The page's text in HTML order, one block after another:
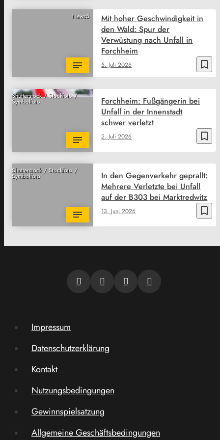
News5
bookmark_border
5. Juli 2026
Mit hoher Geschwindigkeit in
den Wald: Spur der
Verwüstung nach Unfall in
Forchheim
Shutterstock / Stockfoto /
Symbolfoto
bookmark_border
2. Juli 2026
Forchheim: Fußgängerin bei
Unfall in der Innenstadt
schwer verletzt
Shutterstock / Stockfoto /
Symbolfoto
bookmark_border
13. Juni 2026
In den Gegenverkehr geprallt:
Mehrere Verletzte bei Unfall
auf der B303 bei Marktredwitz
Impressum
Datenschutzerklärung
Kontakt
Nutzungsbedingungen
Gewinnspielsatzung
Allgemeine Geschäftsbedingungen